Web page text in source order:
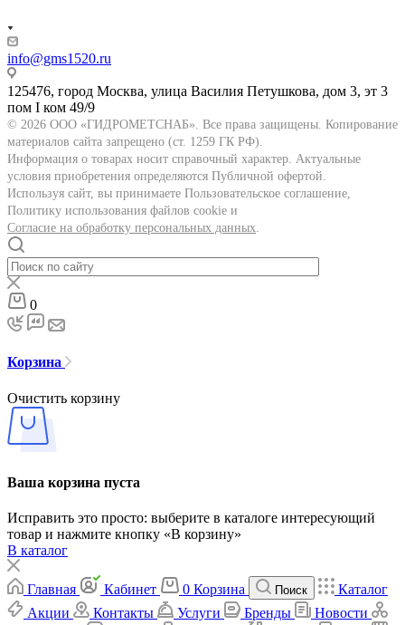
info@gms1520.ru
125476, город Москва, улица Василия Петушкова, дом 3, эт 3
пом I ком 49/9
© 2026 ООО «ГИДРОМЕТСНАБ». Все права защищены. Копирование
материалов сайта запрещено (ст. 1259 ГК РФ).
Информация о товарах носит справочный характер. Актуальные
условия приобретения определяются Публичной офертой.
Используя сайт, вы принимаете Пользовательское соглашение,
Политику использования файлов cookie и
Согласие на обработку персональных данных.
0
Корзина
Очистить корзину
Ваша корзина пуста
Исправить это просто: выберите в каталоге интересующий
товар и нажмите кнопку «В корзину»
В каталог
Главная Кабинет 0 Корзина Поиск
Каталог
Акции
Контакты Услуги Бренды Новости